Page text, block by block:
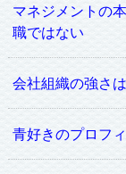
マネジメントの
職ではない
会社組織の強さ
青好きのプロフ